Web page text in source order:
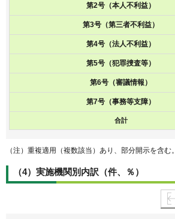
第2号（本人不利益）
第3号（第三者不利益）
第4号（法人不利益）
第5号（犯罪捜査等）
第6号（審議情報）
第7号（事務等支障）
合計
（注）重複適用（複数該当）あり、部分開示を含む。
（4）実施機関別内訳（件、％）